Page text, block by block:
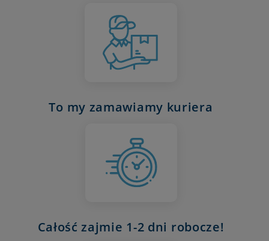
To my zamawiamy kuriera
Całość zajmie 1-2 dni robocze!